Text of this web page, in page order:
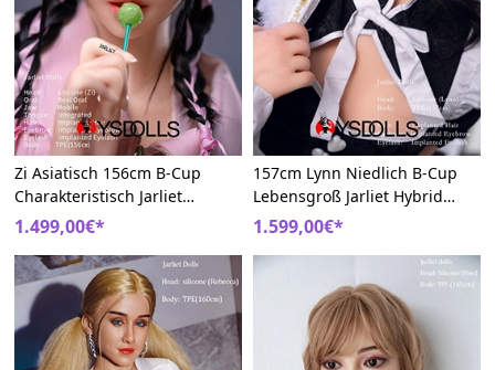
Zi Asiatisch 156cm B-Cup
Charakteristisch Jarliet
Hübsch Hybrid Sex Puppe
1.499,00€*
157cm Lynn Niedlich B-Cup
Lebensgroß Jarliet Hybrid
Sexpuppem Dienstmädchen
1.599,00€*